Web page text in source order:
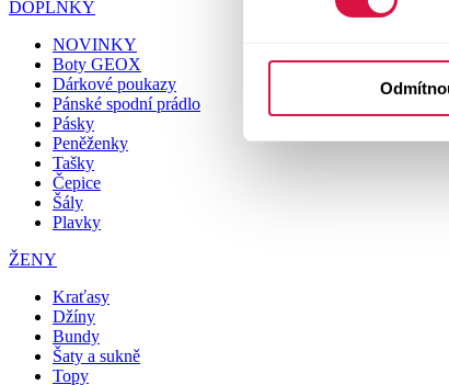
DOPLŇKY
NOVINKY
Boty GEOX
Dárkové poukazy
Pánské spodní prádlo
Pásky
Peněženky
Tašky
Čepice
Šály
Plavky
ŽENY
Kraťasy
Džíny
Bundy
Šaty a sukně
Topy